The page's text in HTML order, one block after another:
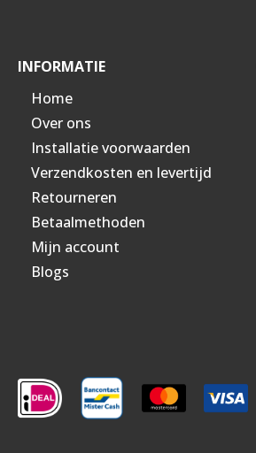
INFORMATIE
Home
Over ons
Installatie voorwaarden
Verzendkosten en levertijd
Retourneren
Betaalmethoden
Mijn account
Blogs